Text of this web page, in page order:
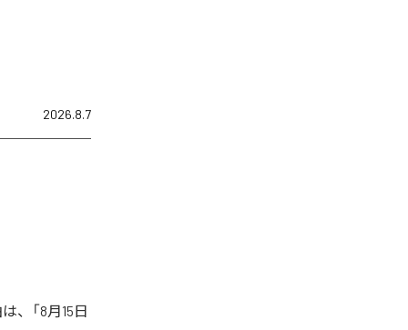
2026.8.7
、「8月15日